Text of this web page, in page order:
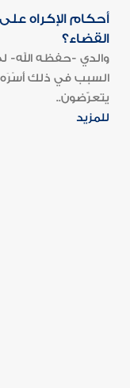
أحكام الإكراه
القضاء؟
والدي -حفظه الله-
السبب في ذلك أَسْرَه
يتعرّضون..
للمزيد